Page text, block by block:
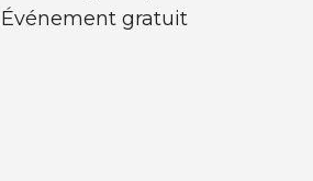
Événement gratuit